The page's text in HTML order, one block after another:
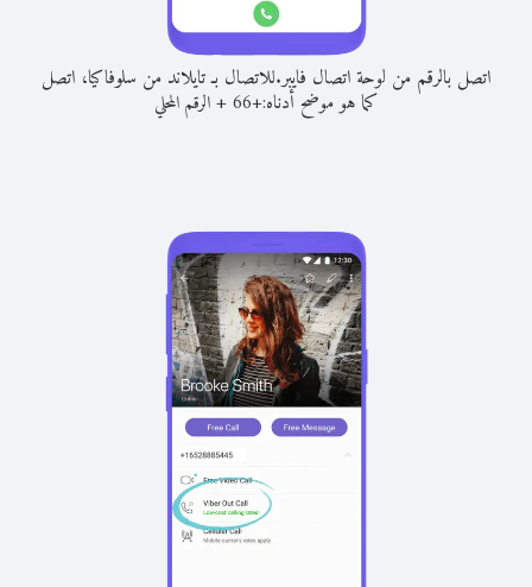
اتصل بالرقم من لوحة اتصال فايبر.للاتصال بـ تايلاند من سلوفاكيا، اتصل
كما هو موضح أدناه:+
66
+الرقم المحلي